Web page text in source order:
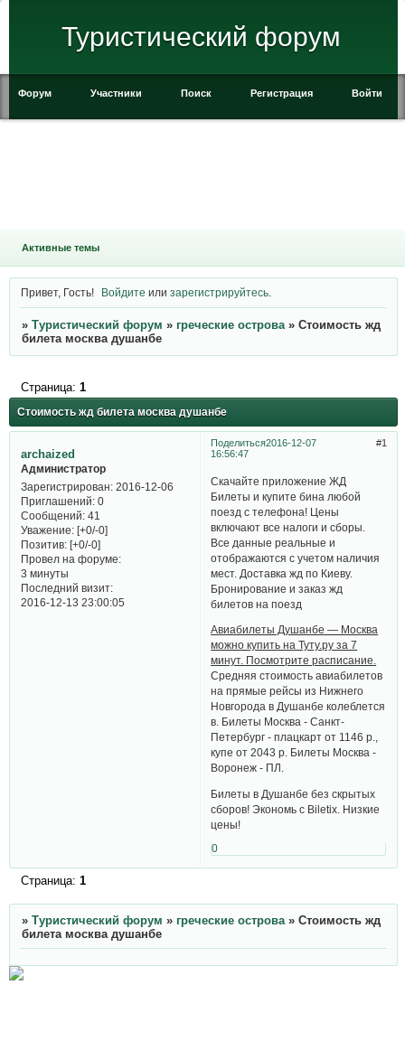
Туристический форум
Форум Участники Поиск Регистрация Войти
Активные темы
Привет, Гость! Войдите илизарегистрируйтесь
» Туристический форум » греческие острова » Стоимость жд
билета москва душанбе
Стоимость жд билета москва душанбе
Страница: 1
Поделиться 1
2016-12-07
16:56:47
archaized
Администратор
Зарегистрирован: 2016-12-06
Приглашений:0
Сообщений:41
Уважение: [+0/-0]
Позитив: [+0/-0]
Провел на форуме:
3 минуты
Последний визит:
2016-12-13 23:00:05
Скачайте приложение ЖД
Билеты и купите бина любой
поезд с телефона! Цены
включают все налоги и сборы.
Все данные реальные и
отображаются с учетом наличия
мест. Доставка жд по Киеву.
Бронирование и заказ жд
билетов на поезд
Авиабилеты Душанбе — Москва
можно купить на Туту.ру за 7
минут. Посмотрите расписание.
Средняя стоимость авиабилетов
на прямые рейсы из Нижнего
Новгорода в Душанбе колеблется
в. Билеты Москва - Санкт-
Петербург - плацкарт от 1146 р.,
купе от 2043 р. Билеты Москва -
Воронеж - ПЛ.
Билеты в Душанбе без скрытых
сборов! Экономь с Biletix. Низкие
цены!
0
Страница: 1
» Туристический форум » греческие острова » Стоимость жд
билета москва душанбе